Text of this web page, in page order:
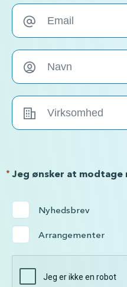
Jeg ønsker at modtage
*
Nyhedsbrev
Arrangementer